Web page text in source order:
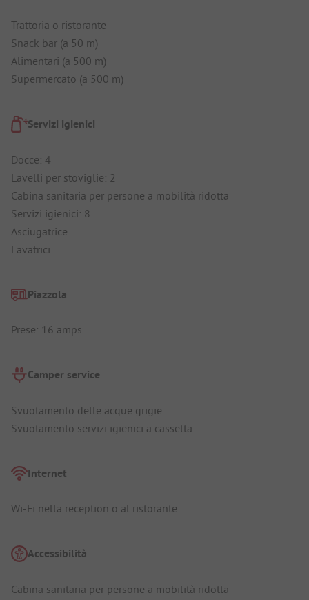
Trattoria o ristorante
Snack bar (a 50 m)
Alimentari (a 500 m)
Supermercato (a 500 m)
Servizi igienici
Docce: 4
Lavelli per stoviglie: 2
Cabina sanitaria per persone a mobilità ridotta
Servizi igienici: 8
Asciugatrice
Lavatrici
Piazzola
Prese: 16 amps
Camper service
Svuotamento delle acque grigie
Svuotamento servizi igienici a cassetta
Internet
Wi-Fi nella reception o al ristorante
Accessibilità
Cabina sanitaria per persone a mobilità ridotta